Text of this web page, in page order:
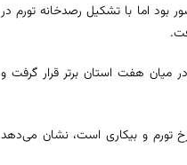
تورم کشور بود اما با تشکیل رصدخانه تورم در
نیز در میان هفت استان برتر قرار گرفت و
تورم و بیکاری است، نشان می‌دهد